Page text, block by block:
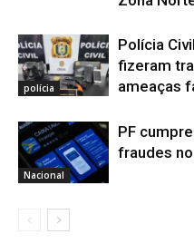
polícia
Polícia
fizeram
ameaças
Nacional
PF
fraudes